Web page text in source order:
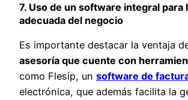
7. Uso de un software integral para
adecuada del negocio
Es importante destacar la ventaja
asesoría que cuente con
como Flesip, un software de
electrónica, que además facilita la